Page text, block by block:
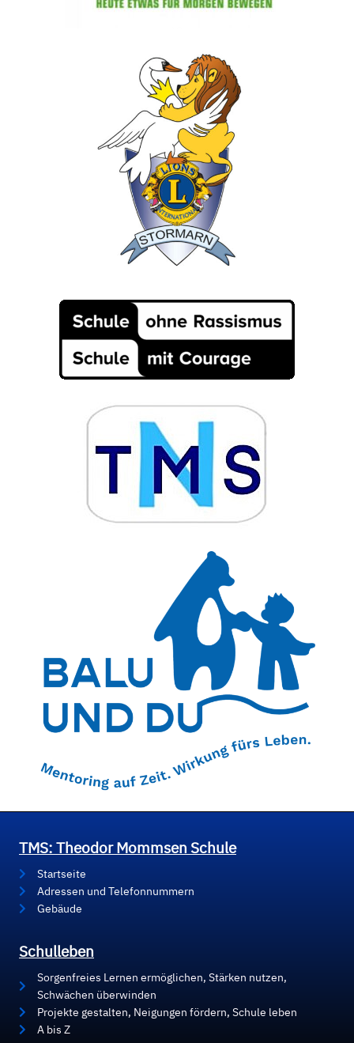
TMS: Theodor Mommsen Schule
Startseite
Adressen und Telefonnummern
Gebäude
Schulleben
Sorgenfreies Lernen ermöglichen, Stärken nutzen,
Schwächen überwinden
Projekte gestalten, Neigungen fördern, Schule leben
A bis Z